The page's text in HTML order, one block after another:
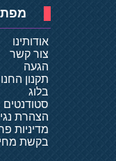
אודותינו
צור קשר
הגעה
תקנון
בלוג
סטודנטים
הצהרת
מדיניות
בקשת